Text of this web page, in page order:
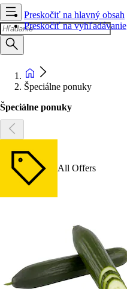
Preskočiť na hlavný obsah
Preskočiť na vyhľadávanie
Špeciálne ponuky
Špeciálne ponuky
All Offers